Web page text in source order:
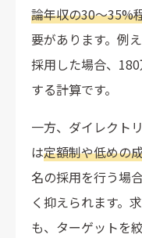
論年収の30〜35%
要があります。例
採用した場合、
する計算です。
一方、ダイレクト
は定額制や低めの
名の採用を行う場
く抑えられます。
も、ターゲットを